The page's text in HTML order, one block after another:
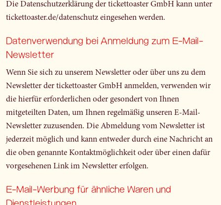
Die Datenschutzerklärung der tickettoaster GmbH kann unter
tickettoaster.de/datenschutz eingesehen werden.
Datenverwendung bei Anmeldung zum E-Mail-
Newsletter
Wenn Sie sich zu unserem Newsletter oder über uns zu dem
Newsletter der tickettoaster GmbH anmelden, verwenden wir
die hierfür erforderlichen oder gesondert von Ihnen
mitgeteilten Daten, um Ihnen regelmäßig unseren E-Mail-
Newsletter zuzusenden. Die Abmeldung vom Newsletter ist
jederzeit möglich und kann entweder durch eine Nachricht an
die oben genannte Kontaktmöglichkeit oder über einen dafür
vorgesehenen Link im Newsletter erfolgen.
E-Mail-Werbung für ähnliche Waren und